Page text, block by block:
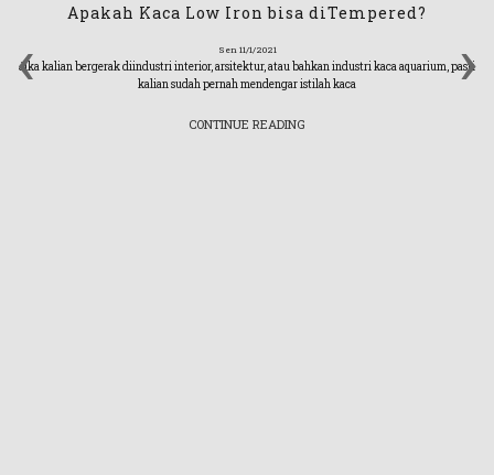
Apakah Kaca Low Iron bisa diTempered?
Sen 11/1/2021
Jika kalian bergerak diindustri interior, arsitektur, atau bahkan industri kaca aquarium, pasti
kalian sudah pernah mendengar istilah kaca
CONTINUE READING
‹ ›